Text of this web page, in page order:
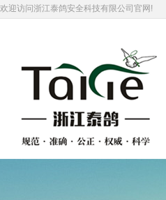
欢迎访问浙江泰鸽安全科技有限公司官网!